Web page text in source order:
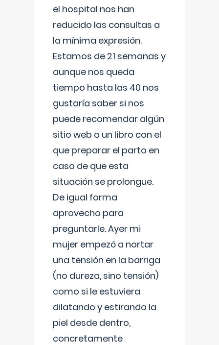
el hospital nos han
reducido las consultas a
la mínima expresión.
Estamos de 21 semanas y
aunque nos queda
tiempo hasta las 40 nos
gustaría saber si nos
puede recomendar algún
sitio web o un libro con el
que preparar el parto en
caso de que esta
situación se prolongue.
De igual forma
aprovecho para
preguntarle. Ayer mi
mujer empezó a nortar
una tensión en la barriga
(no dureza, sino tensión)
como si le estuviera
dilatando y estirando la
piel desde dentro,
concretamente